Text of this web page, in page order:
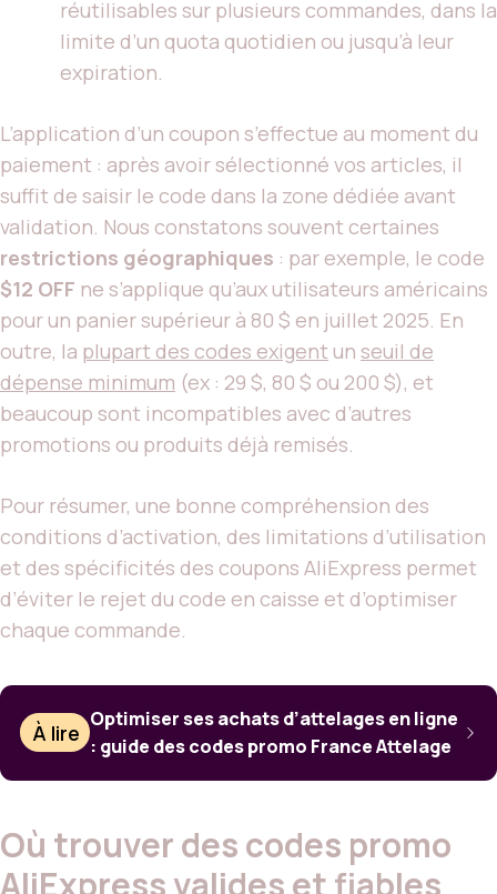
réutilisables sur plusieurs commandes, dans la
limite d’un quota quotidien ou jusqu’à leur
expiration.
L’application d’un coupon s’effectue au moment du
paiement : après avoir sélectionné vos articles, il
suffit de saisir le code dans la zone dédiée avant
validation. Nous constatons souvent certaines
restrictions géographiques : par exemple, le code
$12 OFF ne s’applique qu’aux utilisateurs américains
pour un panier supérieur à 80 $ en juillet 2025. En
outre, la plupart des codes exigent un seuil de
dépense minimum (ex : 29 $, 80 $ ou 200 $), et
beaucoup sont incompatibles avec d’autres
promotions ou produits déjà remisés.
Pour résumer, une bonne compréhension des
conditions d’activation, des limitations d’utilisation
et des spécificités des coupons AliExpress permet
d’éviter le rejet du code en caisse et d’optimiser
chaque commande.
À lire
Optimiser ses achats d’attelages en ligne
: guide des codes promo France Attelage
Où trouver des codes promo
AliExpress valides et fiables